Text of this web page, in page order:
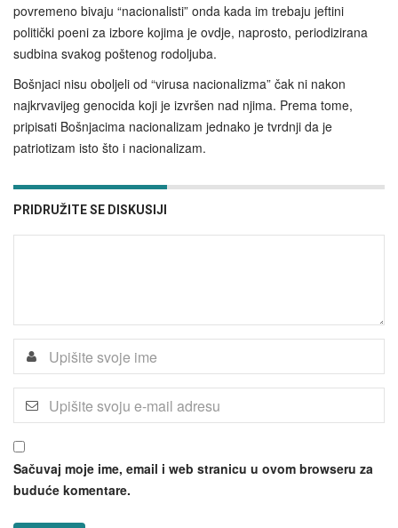
povremeno bivaju “nacionalisti” onda kada im trebaju jeftini
politički poeni za izbore kojima je ovdje, naprosto, periodizirana
sudbina svakog poštenog rodoljuba.
Bošnjaci nisu oboljeli od “virusa nacionalizma” čak ni nakon
najkrvavijeg genocida koji je izvršen nad njima. Prema tome,
pripisati Bošnjacima nacionalizam jednako je tvrdnji da je
patriotizam isto što i nacionalizam.
PRIDRUŽITE SE DISKUSIJI
Sačuvaj moje ime, email i web stranicu u ovom browseru za
buduće komentare.